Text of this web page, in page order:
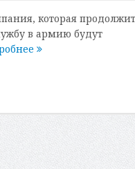
которая
в армию будут